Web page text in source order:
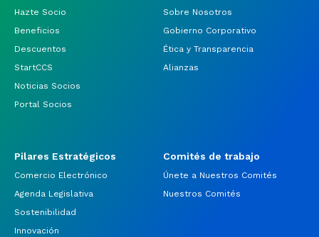
Hazte Socio
Beneficios
Descuentos
StartCCS
Noticias Socios
Portal Socios
Sobre Nosotros
Gobierno Corporativo
Ética y Transparencia
Alianzas
Pilares Estratégicos
Comercio Electrónico
Agenda Legislativa
Sostenibilidad
Innovación
Comités de trabajo
Únete a Nuestros Comités
Nuestros Comités